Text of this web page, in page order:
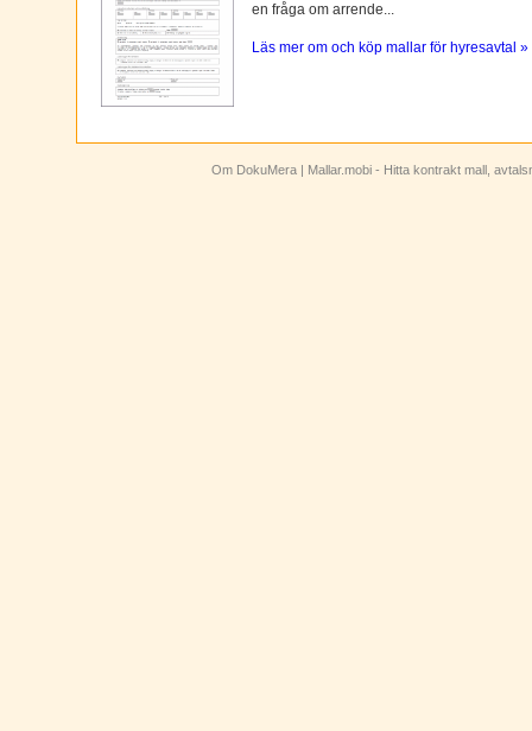
en fråga om arrende...
Läs mer om och köp mallar för hyresavtal »
Om DokuMera | Mallar.mobi - Hitta kontrakt mall,